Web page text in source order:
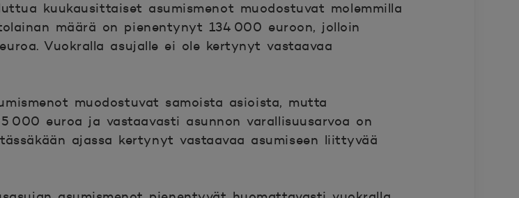
kuukausittaiset asumismenot muodostuvat molemmilla
määrä on pienentynyt 134 000 euroon, jolloin
Vuokralla asujalle ei ole kertynyt vastaavaa
muodostuvat samoista asioista, mutta
000 euroa ja vastaavasti asunnon varallisuusarvoa on
ajassa kertynyt vastaavaa asumiseen liittyvää